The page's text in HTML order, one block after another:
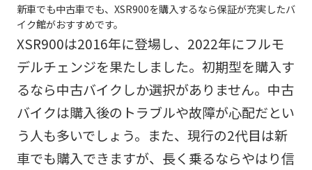
新車でも中古車でも、XSR900を購入するなら保証が充実したバ
イク館がおすすめです。
XSR900は2016年に登場し、2022年にフルモ
デルチェンジを果たしました。初期型を購入す
るなら中古バイクしか選択がありません。中古
バイクは購入後のトラブルや故障が心配だとい
う人も多いでしょう。また、現行の2代目は新
車でも購入できますが、長く乗るならやはり信